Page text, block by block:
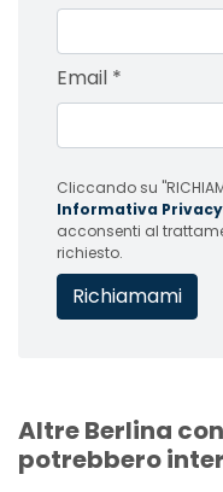
Email *
Cliccando su
Informativa Privacy
acconsenti al
richiesto.
Altre Berlina
potrebbero